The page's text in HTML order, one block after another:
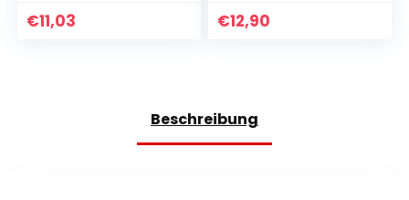
€11,03
Terrarienglasreinig
er, 250 ml
€12,90
Beschreibung